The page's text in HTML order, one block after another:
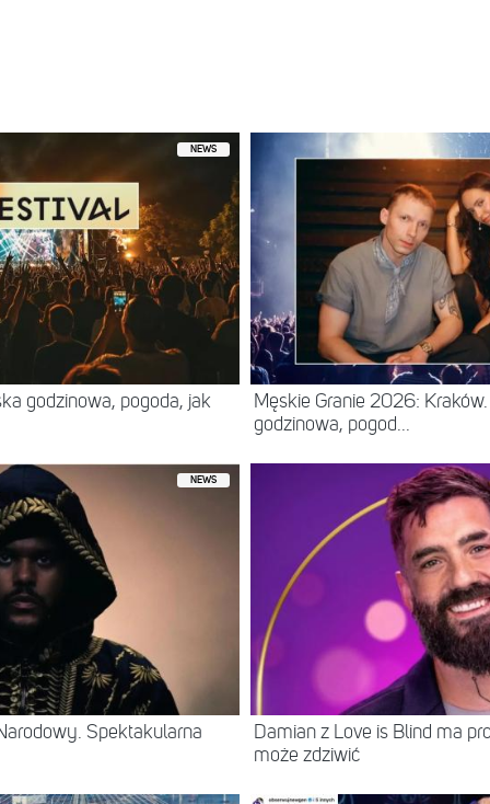
NEWS
godzinowa, pogoda, jak
Męskie Granie 2026:
godzinowa, pogod...
NEWS
Spektakularna
Damian z Love is Blind ma
może zdziwić